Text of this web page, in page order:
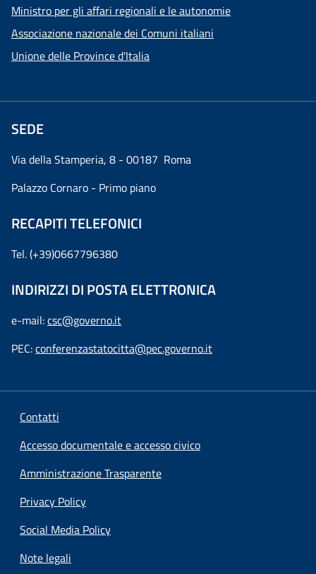
Ministro per gli affari regionali e le autonomie
Associazione nazionale dei Comuni italiani
Unione delle Province d'Italia
SEDE
Via della Stamperia, 8 - 00187 Roma
Palazzo Cornaro - Primo piano
RECAPITI TELEFONICI
Tel. (+39)0667796380
INDIRIZZI DI POSTA ELETTRONICA
e-mail:csc@governo.it
PEC:conferenzastatocitta@pec.governo.it
Contatti
Accesso documentale e accesso civico
Amministrazione Trasparente
Privacy Policy
Social Media Policy
Note legali